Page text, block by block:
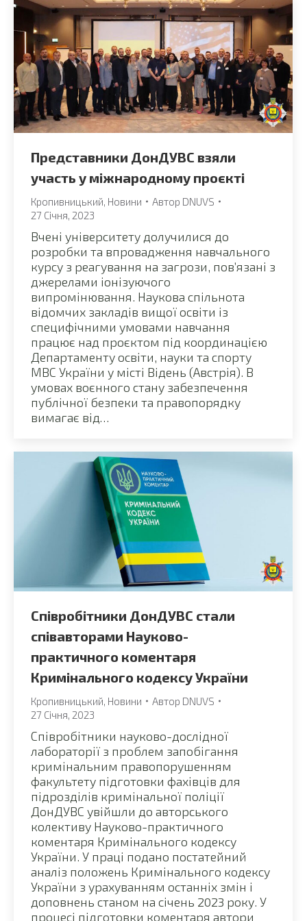
Представники ДонДУВС взяли
участь у міжнародному проєкті
Кропивницький Новини Автор DNUVS
27 Січня, 2023
Вчені університету долучилися до
розробки та впровадження навчального
курсу з реагування на загрози, пов’язані з
джерелами іонізуючого
випромінювання. Наукова спільнота
відомчих закладів вищої освіти із
специфічними умовами навчання
працює над проєктом під координацією
Департаменту освіти, науки та спорту
МВС України у місті Відень (Австрія). В
умовах воєнного стану забезпечення
публічної безпеки та правопорядку
вимагає від…
Співробітники ДонДУВС стали
співавторами Науково-
практичного коментаря
Кримінального кодексу України
Кропивницький Новини Автор DNUVS
27 Січня, 2023
Співробітники науково-дослідної
лабораторії з проблем запобігання
кримінальним правопорушенням
факультету підготовки фахівців для
підрозділів кримінальної поліції
ДонДУВС увійшли до авторського
колективу Науково-практичного
коментаря Кримінального кодексу
України. У праці подано постатейний
аналіз положень Кримінального кодексу
України з урахуванням останніх змін і
доповнень станом на січень 2023 року. У
процесі підготовки коментаря автори